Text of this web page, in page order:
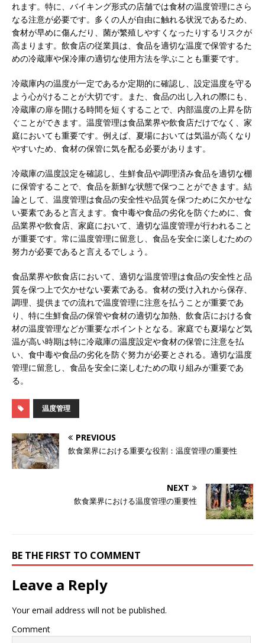
れます。特に、バイキング形式の店舗では食材の温度管理にさら
なる注意が必要です。多くの人が自由に触れる状況であるため、
食材が早めに傷んだり、菌が繁殖しやすくなったりするリスクが
高まります。飲食店の従業員は、食品を適切な温度で保管するた
めの冷蔵庫や保冷庫の適切な使用方法を学ぶことも重要です。
冷蔵庫内の温度が一定であるか定期的に確認し、設定温度を守る
よう心がけることが大切です。また、食品の出し入れの際にも、
冷蔵庫の扉を開ける時間を短くすることで、内部温度の上昇を防
ぐことができます。温度管理は食品業界や飲食店だけでなく、家
庭においても重要です。例えば、夏場においては気温が高くなり
やすいため、食材の保管に気を配る必要があります。
冷蔵庫の温度設定を確認し、生鮮食品や調理済み食品を適切な棚
に保管することで、食品を新鮮な状態で保つことができます。結
論として、温度管理は食品の安全性や品質を保つために欠かせな
い要素であると言えます。食中毒や食品の劣化を防ぐために、食
品業界や飲食店、家庭において、適切な温度管理が行われること
が重要です。常に温度管理に留意し、食品を安全に楽しむための
努力が必要であると言えるでしょう。
食品業界や飲食店において、適切な温度管理は食品の安全性と品
質を保つ上で欠かせない要素である。食材の受け入れから保存、
調理、提供までの流れで温度管理に注意を払うことが重要であ
り、特に生鮮食品の保管や食材の適切な加熱、飲食店における食
材の温度管理などが重要なポイントとなる。家庭でも夏場など気
温が高い時期は特に冷蔵庫の温度設定や食材の保管に注意を払
い、食中毒や食品の劣化を防ぐ努力が必要とされる。適切な温度
管理に留意し、食品を安全に楽しむための取り組みが重要であ
る。
温度管理
PREVIOUS
飲食業界における重要な役割：温度管理の重要性
NEXT
飲食業界における温度管理の重要性
BE THE FIRST TO COMMENT
Leave a Reply
Your email address will not be published.
Comment